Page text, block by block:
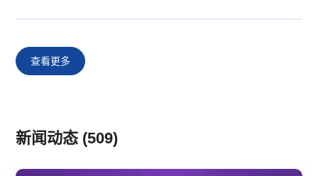
查看更多
新闻动态 (509)